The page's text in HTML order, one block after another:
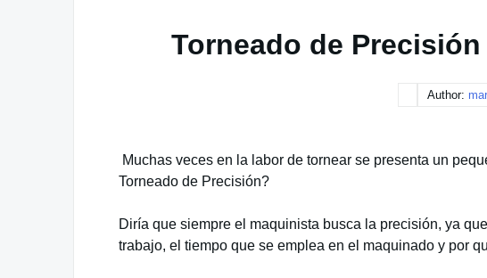
Torneado de
Author:
Muchas veces en la labor de tornear se presenta un
Torneado de Precisión?
Diría que siempre el maquinista busca la precisión, ya
trabajo, el tiempo que se emplea en el maquinado y por